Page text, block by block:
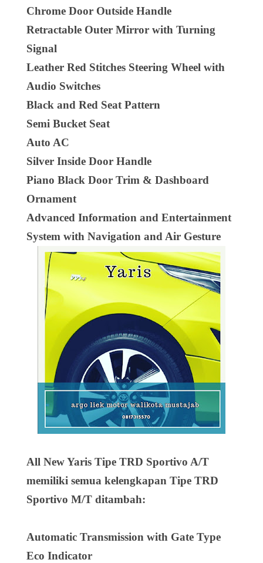
Chrome Door Outside Handle
Retractable Outer Mirror with Turning
Signal
Leather Red Stitches Steering Wheel with
Audio Switches
Black and Red Seat Pattern
Semi Bucket Seat
Auto AC
Silver Inside Door Handle
Piano Black Door Trim & Dashboard
Ornament
Advanced Information and Entertainment
System with Navigation and Air Gesture
All New Yaris Tipe TRD Sportivo A/T
memiliki semua kelengkapan Tipe TRD
Sportivo M/T ditambah:
Automatic Transmission with Gate Type
Eco Indicator